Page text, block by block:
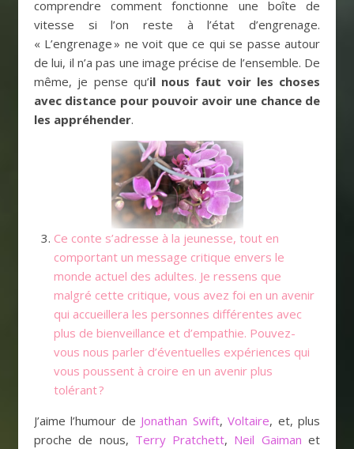
comprendre comment fonctionne une boîte de
vitesse si l’on reste à l’état d’engrenage.
« L’engrenage » ne voit que ce qui se passe autour
de lui, il n’a pas une image précise de l’ensemble. De
même, je pense qu’il nous faut voir les choses
avec distance pour pouvoir avoir une chance de
les appréhender.
Ce conte s’adresse à la jeunesse, tout en
comportant un message critique envers le
monde actuel des adultes. Je ressens que
malgré cette critique, vous avez foi en un avenir
qui accueillera les personnes différentes avec
plus de bienveillance et d’empathie. Pouvez-
vous nous parler d’éventuelles expériences qui
vous poussent à croire en un avenir plus
tolérant ?
J’aime l’humour de Jonathan Swift,Voltaire, et, plus
proche de nous, Terry Pratchett, Neil Gaiman et